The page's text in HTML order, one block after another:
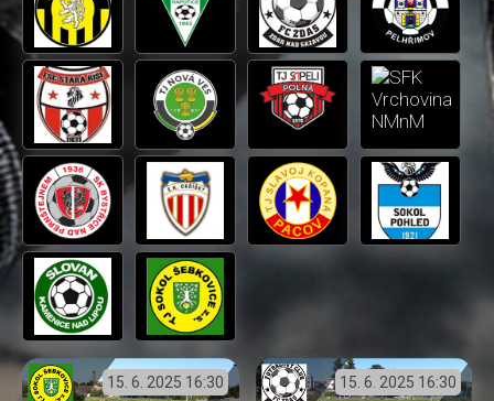
15. 6. 2025 16:30 15. 6. 2025 16:30